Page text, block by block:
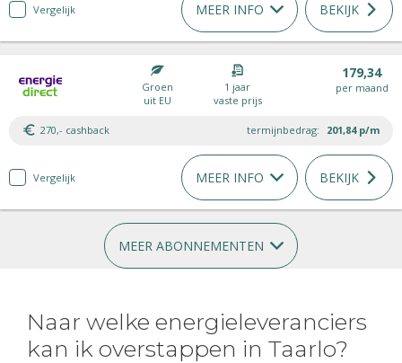
Vergelijk MEER INFO BEKIJK
Groen
uit EU
1 jaar
vaste prijs
179,34
per maand
270,- cashback termijnbedrag: 201,84 p/m
Vergelijk MEER INFO BEKIJK
MEER ABONNEMENTEN
Naar welke energieleveranciers
kan ik overstappen in Taarlo?